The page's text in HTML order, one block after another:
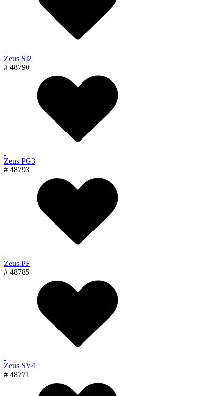
Zeus SI2
# 48790
Zeus PG3
# 48793
Zeus PF
# 48785
Zeus SV4
# 48771